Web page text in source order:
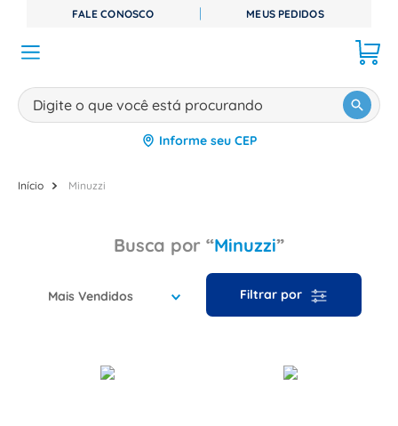
FALE CONOSCO MEUS PEDIDOS
Digite o que você está procurando
Informe seu CEP
Minuzzi
Minuzzi
Mais Vendidos
TERMOS MAIS BUSCADOS
1 disjuntor
5º
dps